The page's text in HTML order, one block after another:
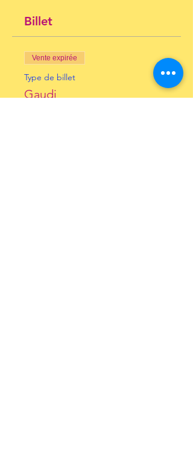
Billet
Vente expirée
Type de billet
Gaudi